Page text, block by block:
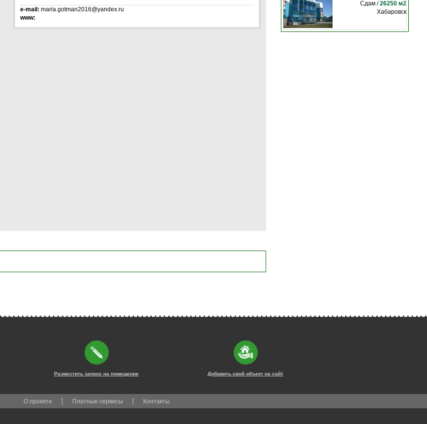
e-mail: maria.gotman2016@yandex.ru
www:
Сдам /26250 м2
Хабаровск
Разместить запрос на помещение Добавить свой объект на сайт
О проекте Платные сервисы Контакты